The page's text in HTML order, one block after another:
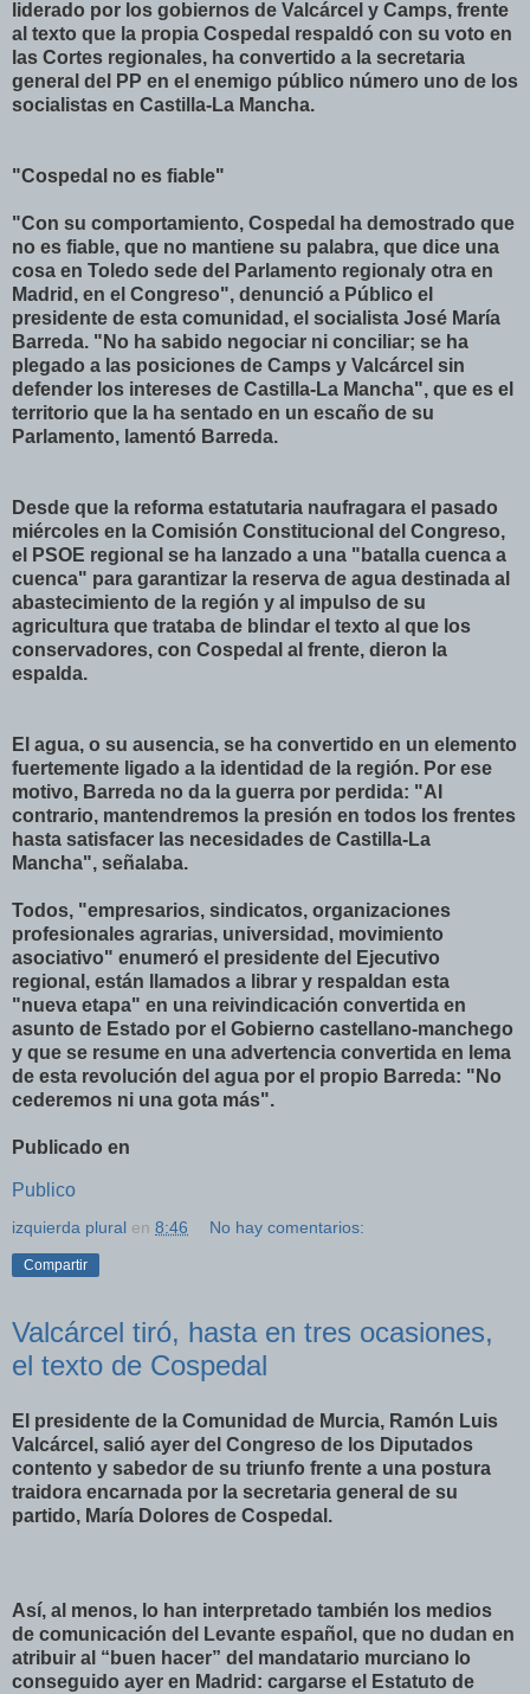
liderado por los gobiernos de Valcárcel y Camps, frente
al texto que la propia Cospedal respaldó con su voto en
las Cortes regionales, ha convertido a la secretaria
general del PP en el enemigo público número uno de los
socialistas en Castilla-La Mancha.
"Cospedal no es fiable"
"Con su comportamiento, Cospedal ha demostrado que
no es fiable, que no mantiene su palabra, que dice una
cosa en Toledo sede del Parlamento regionaly otra en
Madrid, en el Congreso", denunció a Público el
presidente de esta comunidad, el socialista José María
Barreda. "No ha sabido negociar ni conciliar; se ha
plegado a las posiciones de Camps y Valcárcel sin
defender los intereses de Castilla-La Mancha", que es el
territorio que la ha sentado en un escaño de su
Parlamento, lamentó Barreda.
Desde que la reforma estatutaria naufragara el pasado
miércoles en la Comisión Constitucional del Congreso,
el PSOE regional se ha lanzado a una "batalla cuenca a
cuenca" para garantizar la reserva de agua destinada al
abastecimiento de la región y al impulso de su
agricultura que trataba de blindar el texto al que los
conservadores, con Cospedal al frente, dieron la
espalda.
El agua, o su ausencia, se ha convertido en un elemento
fuertemente ligado a la identidad de la región. Por ese
motivo, Barreda no da la guerra por perdida: "Al
contrario, mantendremos la presión en todos los frentes
hasta satisfacer las necesidades de Castilla-La
Mancha", señalaba.
Todos, "empresarios, sindicatos, organizaciones
profesionales agrarias, universidad, movimiento
asociativo" enumeró el presidente del Ejecutivo
regional, están llamados a librar y respaldan esta
"nueva etapa" en una reivindicación convertida en
asunto de Estado por el Gobierno castellano-manchego
y que se resume en una advertencia convertida en lema
de esta revolución del agua por el propio Barreda: "No
cederemos ni una gota más".
Publicado en
Publico
izquierda plural en 8:46 No hay comentarios:
Compartir
Valcárcel tiró, hasta en tres ocasiones,
el texto de Cospedal
El presidente de la Comunidad de Murcia, Ramón Luis
Valcárcel, salió ayer del Congreso de los Diputados
contento y sabedor de su triunfo frente a una postura
traidora encarnada por la secretaria general de su
partido, María Dolores de Cospedal.
Así, al menos, lo han interpretado también los medios
de comunicación del Levante español, que no dudan en
atribuir al “buen hacer” del mandatario murciano lo
conseguido ayer en Madrid: cargarse el Estatuto de